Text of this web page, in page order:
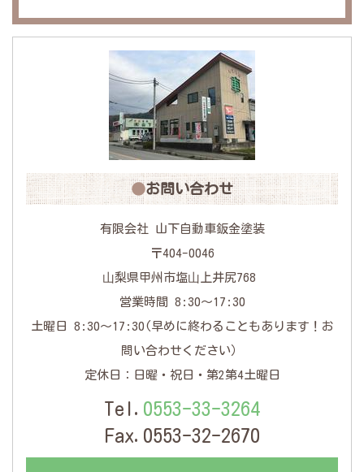
お問い合わせ
有限会社 山下自動車鈑金塗装
〒404-0046
⼭梨県甲州市塩⼭上井尻768
営業時間 8:30〜17:30
土曜日 8:30～17:30(早めに終わることもあります！お
問い合わせください）
定休日：日曜・祝日・第2第4土曜日
Tel. 0553-33-3264
Fax.0553-32-2670